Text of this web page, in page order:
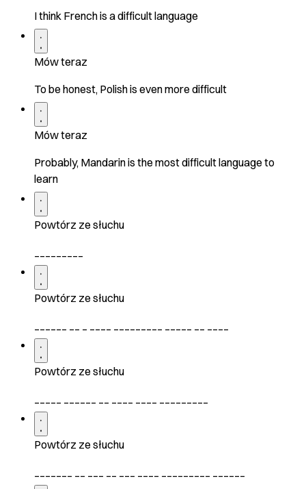
I think French is a difficult language
Mów teraz
To be honest, Polish is even more difficult
Mów teraz
Probably, Mandarin is the most difficult language to
learn
Powtórz ze słuchu
Powtórz ze słuchu
Powtórz ze słuchu
Powtórz ze słuchu